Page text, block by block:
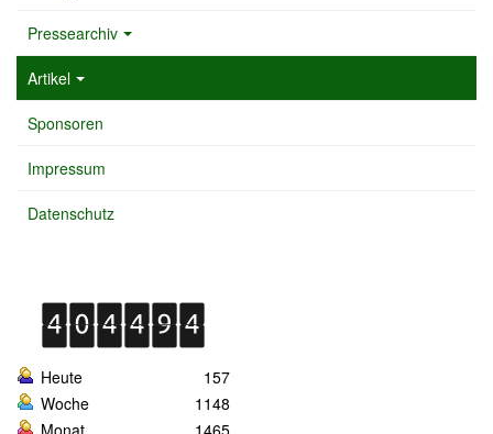
Pressearchiv
Artikel
Sponsoren
Impressum
Datenschutz
Heute
157
Woche
1148
Monat
1465